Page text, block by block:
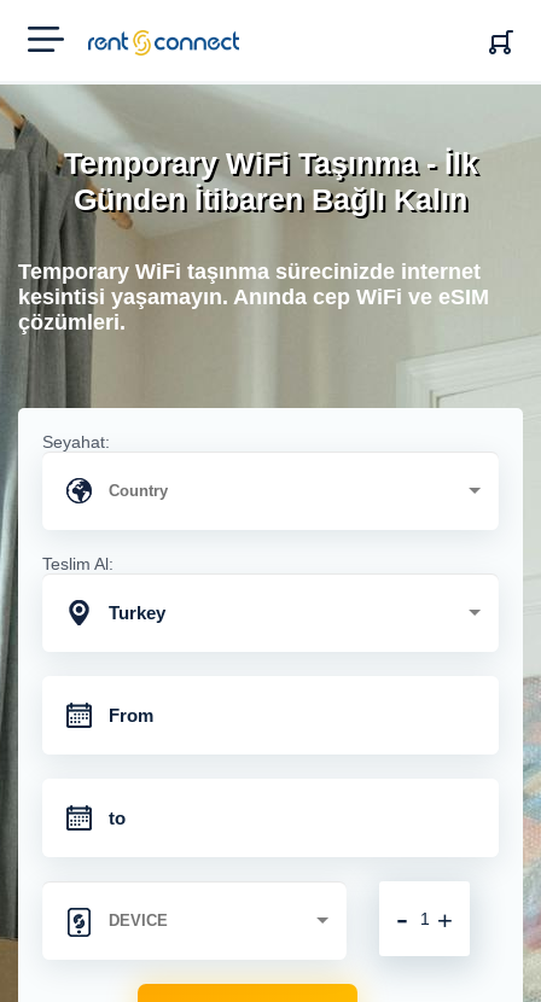
RENT'N
CONNECT
Temporary WiFi Taşınma - İlk
Günden İtibaren Bağlı Kalın
Temporary WiFi taşınma sürecinizde internet
kesintisi yaşamayın. Anında cep WiFi ve eSIM
çözümleri.
Seyahat:
Teslim Al:
Turkey
+
-